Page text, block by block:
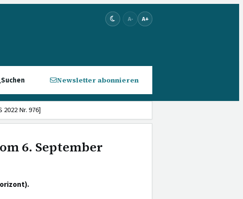
A- A+
Suchen Newsletter abonnieren
Nr. 976]
6. September